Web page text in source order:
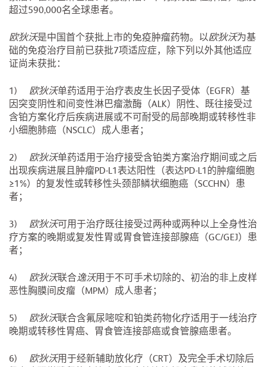
超过590,000名全球患者。
欧狄沃是中国首个获批上市的免疫肿瘤药物。以欧狄沃为基
础的免疫治疗目前已获批7项适应症，除下列以外其他适应
证尚未获批：
1) 欧狄沃单药适用于治疗表皮生长因子受体（EGFR）基
因突变阴性和间变性淋巴瘤激酶（ALK）阴性、既往接受过
含铂方案化疗后疾病进展或不可耐受的局部晚期或转移性非
小细胞肺癌（NSCLC）成人患者；
2) 欧狄沃单药适用于治疗接受含铂类方案治疗期间或之后
出现疾病进展且肿瘤PD-L1表达阳性（表达PD-L1的肿瘤细胞
≥1%）的复发性或转移性头颈部鳞状细胞癌（SCCHN）患
者；
3) 欧狄沃可用于治疗既往接受过两种或两种以上全身性治
疗方案的晚期或复发性胃或胃食管连接部腺癌（GC/GEJ）患
者；
4) 欧狄沃联合逸沃用于不可手术切除的、初治的非上皮样
恶性胸膜间皮瘤（MPM）成人患者；
5) 欧狄沃联合含氟尿嘧啶和铂类药物化疗适用于一线治疗
晚期或转移性胃癌、胃食管连接部癌或食管腺癌患者。
6) 欧狄沃用于经新辅助放化疗（CRT）及完全手术切除后